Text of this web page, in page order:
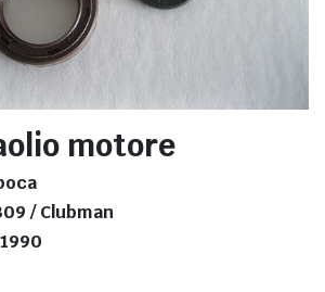
motore
/ Clubman